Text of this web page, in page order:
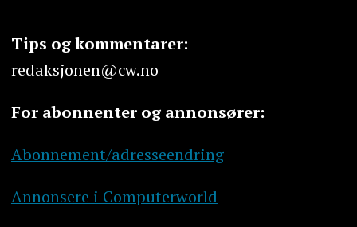
Tips og kommentarer:
redaksjonen@cw.no
For abonnenter og annonsører:
Abonnement/adresseendring
Annonsere i Computerworld